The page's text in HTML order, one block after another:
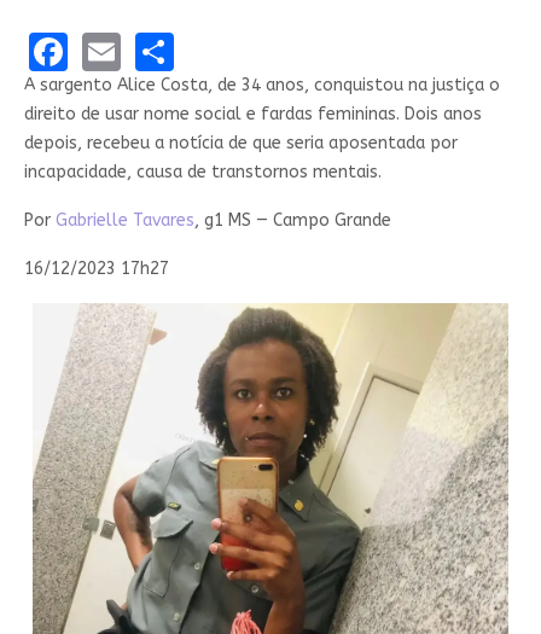
Facebook
EmailShare
A sargento Alice Costa, de 34 anos, conquistou na justiça o
direito de usar nome social e fardas femininas. Dois anos
depois, recebeu a notícia de que seria aposentada por
incapacidade, causa de transtornos mentais.
Por Gabrielle Tavares, g1 MS — Campo Grande
16/12/2023 17h27